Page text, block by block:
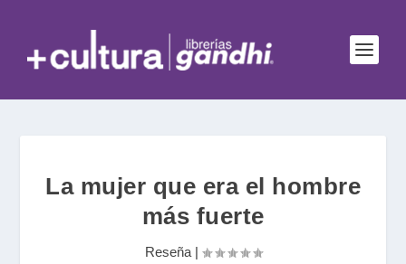
La mujer que era el hombre
más fuerte
Reseña|